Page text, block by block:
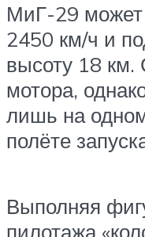
МиГ-29 может
2450 км/ч и
высоту 18
мотора,
лишь на
полёте
Выполняя
пилотажа